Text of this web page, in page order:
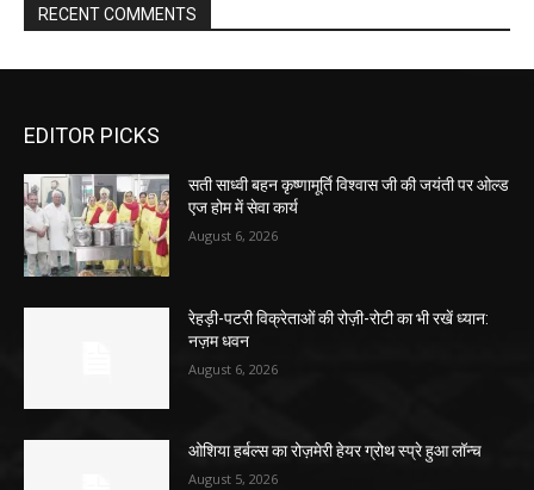
RECENT COMMENTS
EDITOR PICKS
सती साध्वी बहन कृष्णामूर्ति विश्वास जी की जयंती पर ओल्ड
एज होम में सेवा कार्य
August 6, 2026
रेहड़ी-पटरी विक्रेताओं की रोज़ी-रोटी का भी रखें ध्यान:
नज़म धवन
August 6, 2026
ओशिया हर्बल्स का रोज़मेरी हेयर ग्रोथ स्प्रे हुआ लॉन्च
August 5, 2026